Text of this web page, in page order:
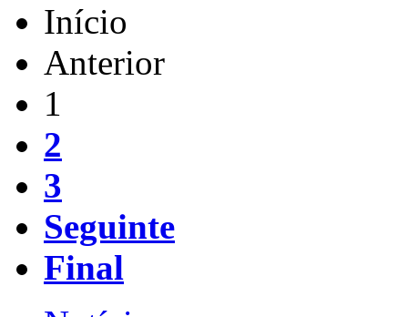
Início
Anterior
1
2
3
Seguinte
Final